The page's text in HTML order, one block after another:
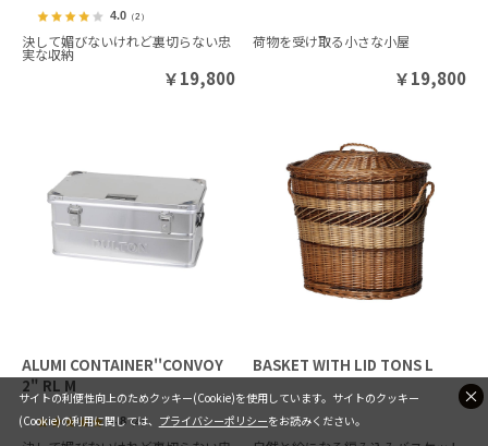
4.0（2）
決して媚びないけれど裏切らない忠
実な収納
￥19,800
荷物を受け取る小さな小屋
￥19,800
ALUMI CONTAINER''CONVOY
2" RL M
4.8（4）
BASKET WITH LID TONS L
サイトの利便性向上のためクッキー(Cookie)を使用しています。サイトのクッキー
(Cookie)の利用に関しては、 プライバシーポリシーをお読みください。